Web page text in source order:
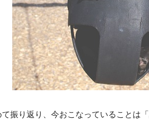
振り返り、今おこなっていることは